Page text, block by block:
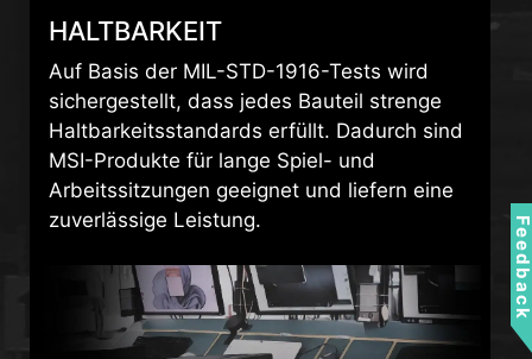
HALTBARKEIT
Auf Basis der MIL-STD-1916-Tests wird
sichergestellt, dass jedes Bauteil strenge
Haltbarkeitsstandards erfüllt. Dadurch sind
MSI-Produkte für lange Spiel- und
Arbeitssitzungen geeignet und liefern eine
zuverlässige Leistung.